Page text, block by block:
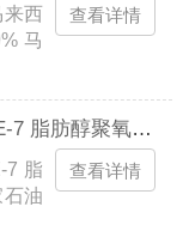
来西
马
：
保
还可
、
剂
加
查看详情
马石油AEO7 马石油ETHONAS FAE-7 脂肪醇聚氧乙烯醚AEO-7 马来西亚国家石油26-L-7
7 脂
油
剂
查看详情